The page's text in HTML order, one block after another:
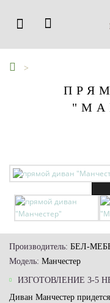
Производитель: БЕЛ-
Модель: Манчестер
ИЗГОТОВЛЕНИЕ 3-5
Диван Манчестер